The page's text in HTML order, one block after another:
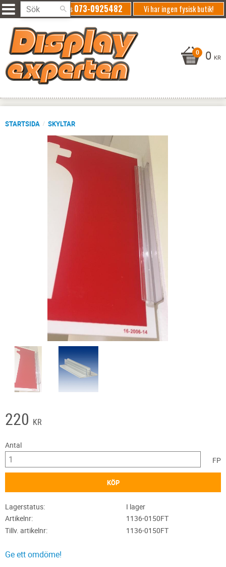
Vi har ingen fysisk butik!
Ring oss073-0925482
0 KR
STARTSIDA SKYLTAR
220 KR
Antal
FP
KÖP
Lagerstatus
I lager
Artikelnr
1136-0150FT
Tillv. artikelnr
1136-0150FT
Ge ett omdöme!